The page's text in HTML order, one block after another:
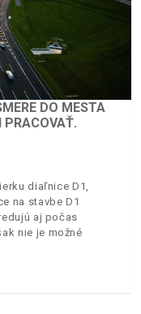
DO MESTA
PRACOVAŤ.
diaľnice D1,
na stavbe D1
aj počas
nie je možné